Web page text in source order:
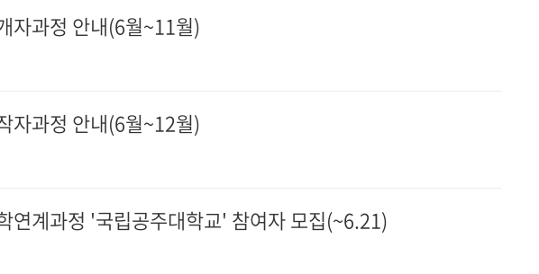
자과정 안내(6월~11월)
자과정 안내(6월~12월)
연계과정 '국립공주대학교' 참여자 모집(~6.21)